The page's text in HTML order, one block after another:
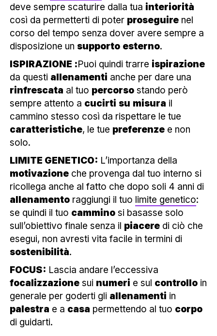
deve sempre scaturire dalla tua interiorità
così da permetterti di poter proseguire nel
corso del tempo senza dover avere sempre a
disposizione un supporto esterno.
ISPIRAZIONE :Puoi quindi trarre ispirazione
da questi allenamenti anche per dare una
rinfrescata al tuo percorso stando però
sempre attento a cucirti su misura il
cammino stesso così da rispettare le tue
caratteristiche, le tue preferenze e non
solo.
LIMITE GENETICO: L’importanza della
motivazione che provenga dal tuo interno si
ricollega anche al fatto che dopo soli 4 anni di
allenamento raggiungi il tuo limite genetico:
se quindi il tuo cammino si basasse solo
sull’obiettivo finale senza il piacere di ciò che
esegui, non avresti vita facile in termini di
sostenibilità.
FOCUS: Lascia andare l’eccessiva
focalizzazione sui numeri e sul controllo in
generale per goderti gli allenamenti in
palestra e a casa permettendo al tuo corpo
di guidarti.